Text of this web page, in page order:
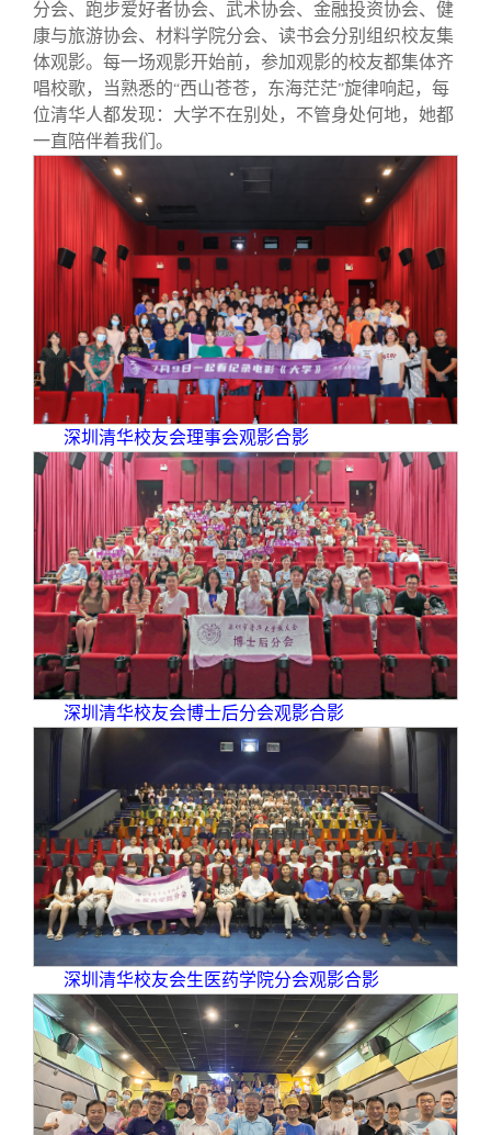
分会、跑步爱好者协会、武术协会、金融投资协会、健
康与旅游协会、材料学院分会、读书会分别组织校友集
体观影。每一场观影开始前，参加观影的校友都集体齐
唱校歌，当熟悉的“西山苍苍，东海茫茫”旋律响起，每
位清华人都发现：大学不在别处，不管身处何地，她都
一直陪伴着我们。
深圳清华校友会理事会观影合影
深圳清华校友会博士后分会观影合影
深圳清华校友会生医药学院分会观影合影